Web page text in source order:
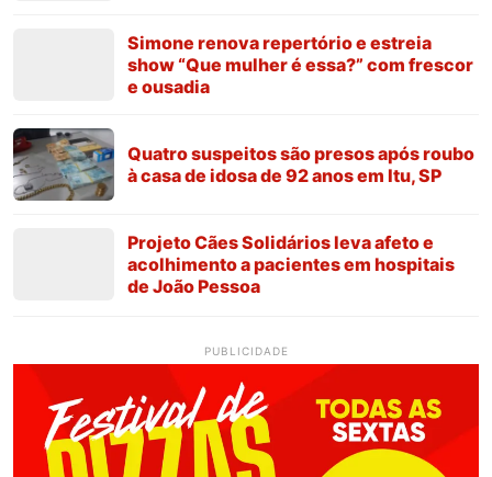
Simone renova repertório e estreia
show “Que mulher é essa?” com frescor
e ousadia
Quatro suspeitos são presos após roubo
à casa de idosa de 92 anos em Itu, SP
Projeto Cães Solidários leva afeto e
acolhimento a pacientes em hospitais
de João Pessoa
PUBLICIDADE